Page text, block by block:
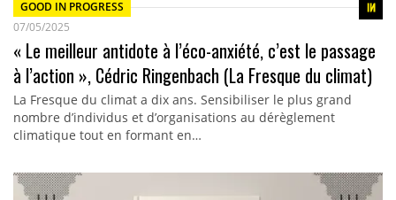
GOOD IN PROGRESS
07/05/2025
« Le meilleur antidote à l’éco-anxiété, c’est le passage
à l’action », Cédric Ringenbach (La Fresque du climat)
La Fresque du climat a dix ans. Sensibiliser le plus grand
nombre d’individus et d’organisations au dérèglement
climatique tout en formant en…